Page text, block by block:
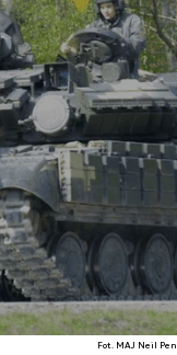
Fot. MAJ Neil